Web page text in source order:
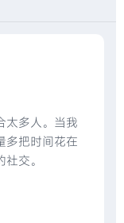
太多人。当我
多把时间花在
交。